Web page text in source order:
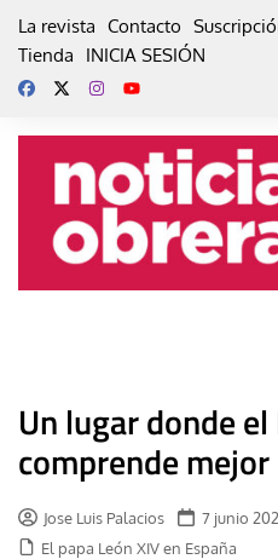
La revista Contacto
Tienda
INICIA SESIÓN
Un lugar donde
comprende mejor
Jose Luis Palacios
7 junio
El papa León XIV en España